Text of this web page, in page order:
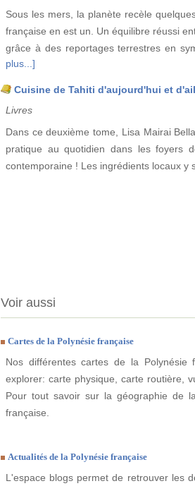
Sous les mers, la planète recèle
française en est un. Un équilibre réussi
grâce à des reportages terrestres en
plus...]
Cuisine de Tahiti d'aujourd'hui et
Livres
Dans ce deuxième tome, Lisa Mairai
pratique au quotidien dans les foyers
contemporaine ! Les ingrédients locaux y
Voir aussi
Cartes de la Polynésie française
Nos différentes cartes de la Polynésie
explorer: carte physique, carte routière,
Pour tout savoir sur la géographie de
française.
Actualités de la Polynésie française
L'espace blogs permet de retrouver les